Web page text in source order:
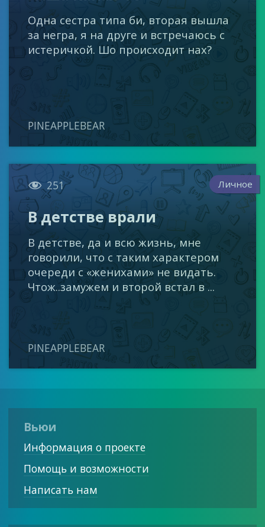
Одна сестра типа би, вторая вышла
за негра, я на друге и встречаюсь с
истеричкой. Шо происходит нах?
PINEAPPLEBEAR
 251 Личное
В детстве врали
В детстве, да и всю жизнь, мне
говорили, что с таким характером
очереди с «женихами» не видать.
Чтож..замужем и второй встал в ...
PINEAPPLEBEAR
Вьюи
Информация о проекте
Помощь и возможности
Написать нам